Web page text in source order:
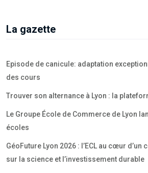
La gazette
Episode de canicule: adaptation
des cours
Trouver son alternance à Lyon : la
Le Groupe École de Commerce de Lyon
écoles
GéoFuture Lyon 2026 : l’ECL au cœur d’un
sur la science et l’investissement durable